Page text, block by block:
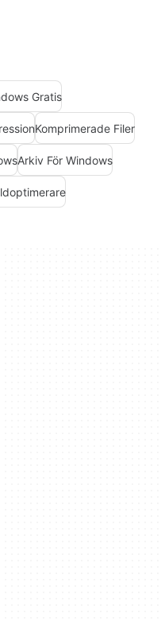
Gratis
Komprimerade Filer
Arkiv För Windows